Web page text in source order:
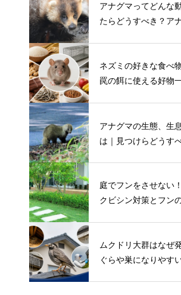
アナグマってどんな
たらどうすべき？ア
ネズミの好きな食べ
罠の餌に使える好物
アナグマの生態、生
は｜見つけらどうす
庭でフンをさせない
クビシン対策とフン
ムクドリ大群はなぜ
ぐらや巣になりやす